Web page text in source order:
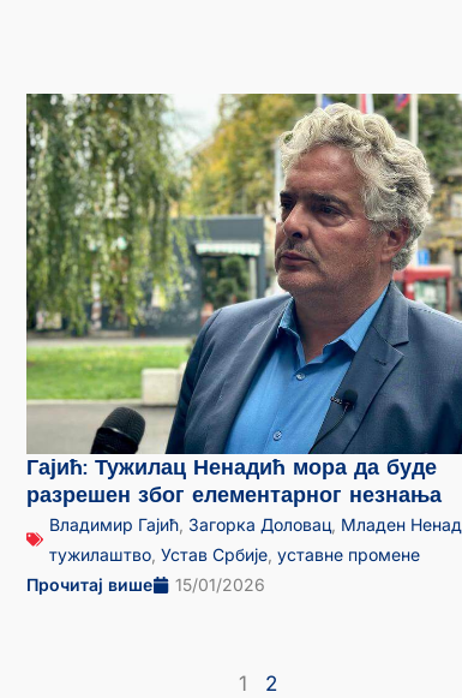
Гајић: Тужилац Ненадић мора да буде
разрешен због елементарног незнања
Владимир Гајић, Загорка Доловац, Младен
тужилаштво, Устав Србије, уставне промене
Прочитај више
15/01/2026
1 2